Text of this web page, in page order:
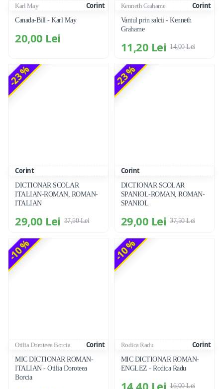
Karl May Corint
Canada-Bill - Karl May
20,00 Lei
Kenneth Grahame Corint
Vantul prin salcii - Kenneth
Grahame
11,20 Lei 14,00 Lei
-23 %
Corint
DICTIONAR SCOLAR
ITALIAN-ROMAN, ROMAN-
ITALIAN
29,00 Lei 37,50 Lei
-23 %
Corint
DICTIONAR SCOLAR
SPANIOL-ROMAN, ROMAN-
SPANIOL
29,00 Lei 37,50 Lei
-10 %
Otilia Doroteea Borcia Corint
MIC DICTIONAR ROMAN-
ITALIAN - Otilia Doroteea
Borcia
-10 %
Rodica Radu Corint
MIC DICTIONAR ROMAN-
ENGLEZ - Rodica Radu
14,40 Lei 16,00 Lei